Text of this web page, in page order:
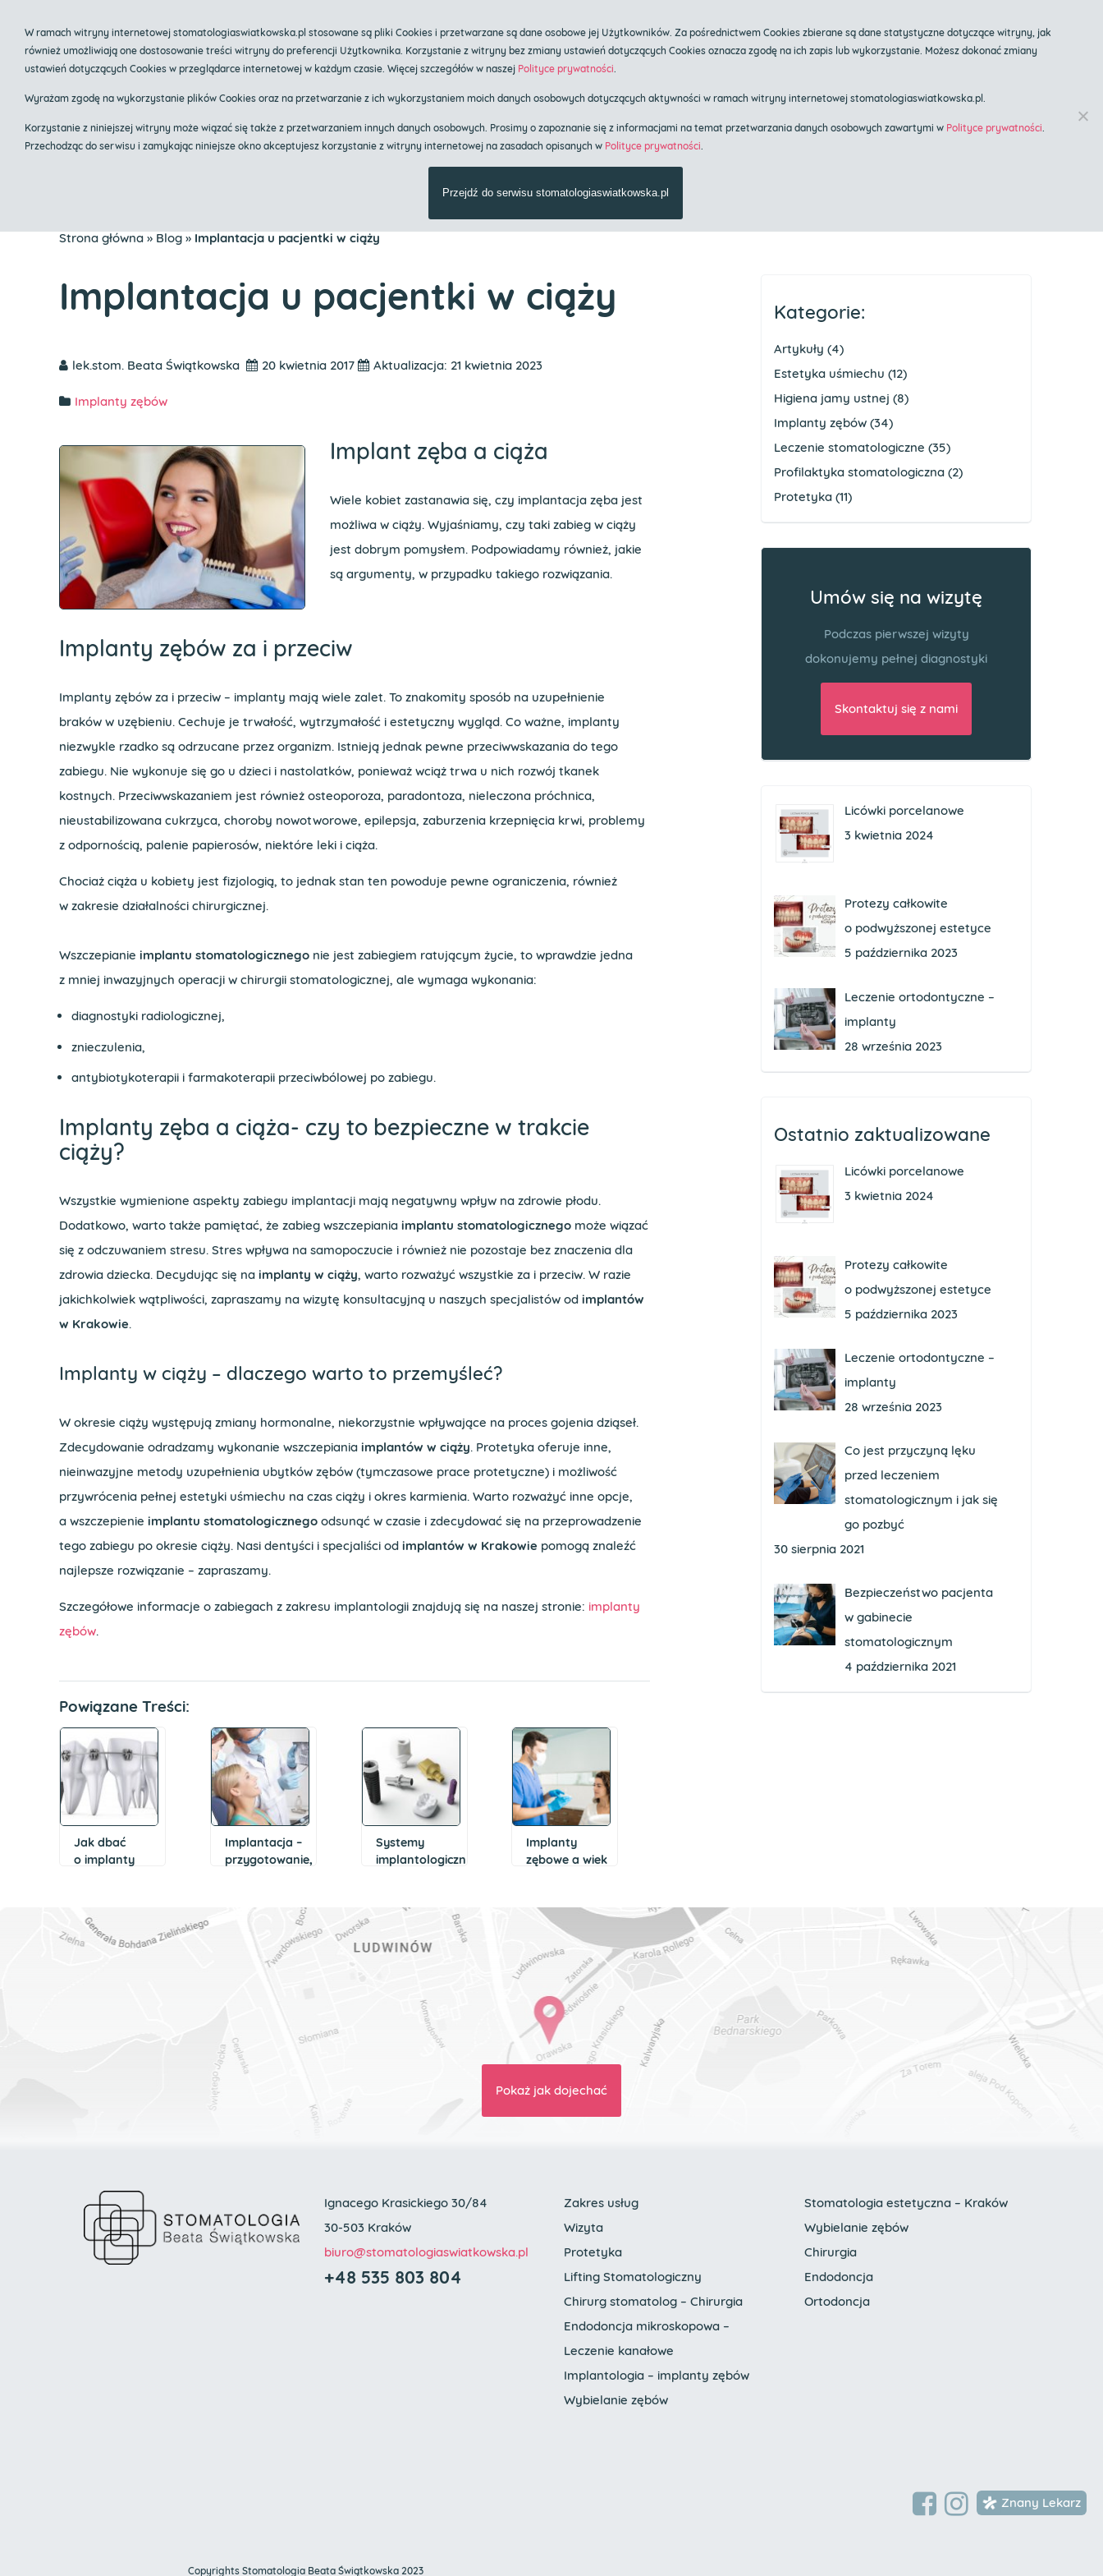
Centrum implantologii i stomatologii estetycznej
Klinika O mnie Zakres usług Cennik Znieczulenie ogólne
Strona główna » Blog » Implantacja u pacjentki w ciąży
Implantacja u pacjentki w ciąży
lek.stom. Beata Świątkowska 20 kwietnia 2017 Aktualizacja: 21 kwietnia 2023
Implanty zębów
Implant zęba a ciąża
Wiele kobiet zastanawia się, czy implantacja zęba jest
możliwa w ciąży. Wyjaśniamy, czy taki zabieg w ciąży
jest dobrym pomysłem. Podpowiadamy również, jakie
są argumenty, w przypadku takiego rozwiązania.
Implanty zębów za i przeciw
Implanty zębów za i przeciw – implanty mają wiele zalet. To znakomity sposób na uzupełnienie
braków w uzębieniu. Cechuje je trwałość, wytrzymałość i estetyczny wygląd. Co ważne, implanty
niezwykle rzadko są odrzucane przez organizm. Istnieją jednak pewne przeciwwskazania do tego
zabiegu. Nie wykonuje się go u dzieci i nastolatków, ponieważ wciąż trwa u nich rozwój tkanek
kostnych. Przeciwwskazaniem jest również osteoporoza, paradontoza, nieleczona próchnica,
nieustabilizowana cukrzyca, choroby nowotworowe, epilepsja, zaburzenia krzepnięcia krwi, problemy
z odpornością, palenie papierosów, niektóre leki i ciąża.
Chociaż ciąża u kobiety jest fizjologią, to jednak stan ten powoduje pewne ograniczenia, również
w zakresie działalności chirurgicznej.
Wszczepianie implantu stomatologicznego nie jest zabiegiem ratującym życie, to wprawdzie jedna
z mniej inwazyjnych operacji w chirurgii stomatologicznej, ale wymaga wykonania:
diagnostyki radiologicznej,
znieczulenia,
antybiotykoterapii i farmakoterapii przeciwbólowej po zabiegu.
Implanty zęba a ciąża- czy to bezpieczne w trakcie
ciąży?
Wszystkie wymienione aspekty zabiegu implantacji mają negatywny wpływ na zdrowie płodu.
Dodatkowo, warto także pamiętać, że zabieg wszczepiania implantu stomatologicznego może wiązać
się z odczuwaniem stresu. Stres wpływa na samopoczucie i również nie pozostaje bez znaczenia dla
zdrowia dziecka. Decydując się na implanty w ciąży, warto rozważyć wszystkie za i przeciw. W razie
jakichkolwiek wątpliwości, zapraszamy na wizytę konsultacyjną u naszych specjalistów od implantów
w Krakowie.
Implanty w ciąży – dlaczego warto to przemyśleć?
W okresie ciąży występują zmiany hormonalne, niekorzystnie wpływające na proces gojenia dziąseł.
Zdecydowanie odradzamy wykonanie wszczepiania implantów w ciąży. Protetyka oferuje inne,
nieinwazyjne metody uzupełnienia ubytków zębów (tymczasowe prace protetyczne) i możliwość
przywrócenia pełnej estetyki uśmiechu na czas ciąży i okres karmienia. Warto rozważyć inne opcje,
a wszczepienie implantu stomatologicznego odsunąć w czasie i zdecydować się na przeprowadzenie
tego zabiegu po okresie ciąży. Nasi dentyści i specjaliści od implantów w Krakowie pomogą znaleźć
najlepsze rozwiązanie – zapraszamy.
Szczegółowe informacje o zabiegach z zakresu implantologii znajdują się na naszej stronie: implanty
zębów.
Powiązane Treści:
Jak dbać
o implanty
Implantacja –
przygotowanie,
po zabiegu
Systemy
implantologiczne
Implanty
zębowe a wiek
Kategorie:
Artykuły (4)
Estetyka uśmiechu (12)
Higiena jamy ustnej (8)
Implanty zębów (34)
Leczenie stomatologiczne (35)
Profilaktyka stomatologiczna (2)
Protetyka (11)
Umów się na wizytę
Podczas pierwszej wizyty
dokonujemy pełnej diagnostyki
Skontaktuj się z nami
Licówki porcelanowe
3 kwietnia 2024
Protezy całkowite
o podwyższonej estetyce
5 października 2023
Leczenie ortodontyczne –
implanty
28 września 2023
Ostatnio zaktualizowane
Licówki porcelanowe
3 kwietnia 2024
Protezy całkowite
o podwyższonej estetyce
5 października 2023
Leczenie ortodontyczne –
implanty
28 września 2023
Co jest przyczyną lęku
przed leczeniem
stomatologicznym i jak się
go pozbyć
30 sierpnia 2021
Bezpieczeństwo pacjenta
w gabinecie
stomatologicznym
4 października 2021
Pokaż jak dojechać
Ignacego Krasickiego 30/84
30-503 Kraków
biuro@stomatologiaswiatkowska.pl
+48 535 803 804
Zakres usług
Wizyta
Protetyka
Lifting Stomatologiczny
Chirurg stomatolog – Chirurgia
Endodoncja mikroskopowa –
Leczenie kanałowe
Implantologia – implanty zębów
Wybielanie zębów
Stomatologia estetyczna – Kraków
Wybielanie zębów
Chirurgia
Endodoncja
Ortodoncja
Znany Lekarz
Copyrights Stomatologia Beata Świątkowska 2023
W ramach witryny internetowej stomatologiaswiatkowska.pl stosowane są pliki Cookies i przetwarzane są dane osobowe jej Użytkowników. Za pośrednictwem Cookies zbierane są dane statystyczne dotyczące witryny, jak
również umożliwiają one dostosowanie treści witryny do preferencji Użytkownika. Korzystanie z witryny bez zmiany ustawień dotyczących Cookies oznacza zgodę na ich zapis lub wykorzystanie. Możesz dokonać zmiany
ustawień dotyczących Cookies w przeglądarce internetowej w każdym czasie. Więcej szczegółów w naszej Polityce prywatności.
Wyrażam zgodę na wykorzystanie plików Cookies oraz na przetwarzanie z ich wykorzystaniem moich danych osobowych dotyczących aktywności w ramach witryny internetowej stomatologiaswiatkowska.pl.
Korzystanie z niniejszej witryny może wiązać się także z przetwarzaniem innych danych osobowych. Prosimy o zapoznanie się z informacjami na temat przetwarzania danych osobowych zawartymi w Polityce prywatności.
Przechodząc do serwisu i zamykając niniejsze okno akceptujesz korzystanie z witryny internetowej na zasadach opisanych w Polityce prywatności.
Przejdź do serwisu stomatologiaswiatkowska.pl